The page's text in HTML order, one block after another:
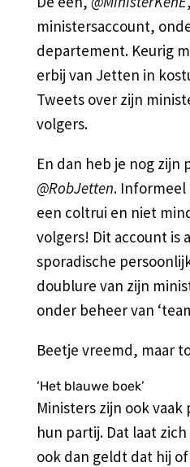
ministersaccount,
departement. Keurig
erbij van Jetten in
Tweets over zijn
volgers.
En dan heb je nog zijn
@RobJetten. Informeel
een coltrui en niet
volgers! Dit account is
sporadische
doublure van zijn
onder beheer van
Beetje vreemd, maar
‘Het blauwe boek’
Ministers zijn ook
hun partij. Dat laat
ook dan geldt dat hij